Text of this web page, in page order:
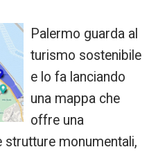
Palermo guarda al
turismo sostenibile
e lo fa lanciando
una mappa che
offre una
monumentali,